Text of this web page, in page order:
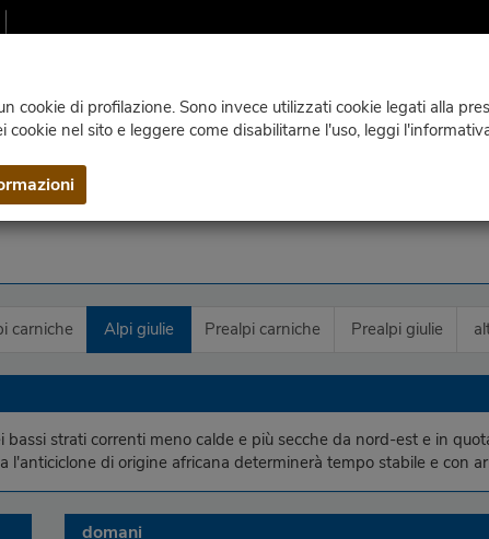
cookie di profilazione. Sono invece utilizzati cookie legati alla
cookie nel sito e leggere come disabilitarne l'uso, leggi
carniche Alpi giulie Prealpi carniche Prealpi giulie
strati correnti meno calde e più secche da nord-est e in
di origine africana determinerà tempo stabile e con
domani